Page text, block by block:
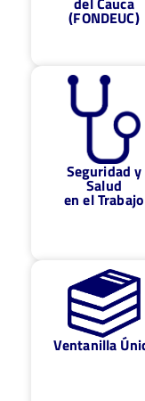
(FONDEUC)
Seguridad y
Salud
en el Trabajo
Ventanilla